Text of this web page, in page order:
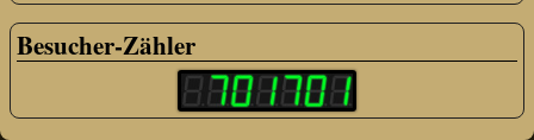
Besucher-Zähler